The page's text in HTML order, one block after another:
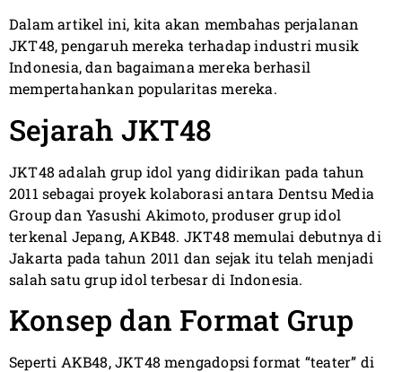
Dalam artikel ini, kita akan membahas perjalanan
JKT48, pengaruh mereka terhadap industri musik
Indonesia, dan bagaimana mereka berhasil
mempertahankan popularitas mereka.
Sejarah JKT48
JKT48 adalah grup idol yang didirikan pada tahun
2011 sebagai proyek kolaborasi antara Dentsu Media
Group dan Yasushi Akimoto, produser grup idol
terkenal Jepang, AKB48. JKT48 memulai debutnya di
Jakarta pada tahun 2011 dan sejak itu telah menjadi
salah satu grup idol terbesar di Indonesia.
Konsep dan Format Grup
Seperti AKB48, JKT48 mengadopsi format “teater” di